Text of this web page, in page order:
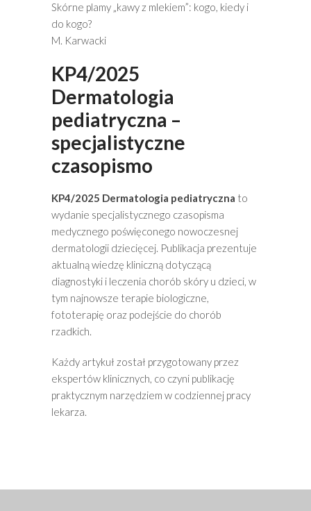
Skórne plamy „kawy z mlekiem”: kogo, kiedy i
do kogo?
M. Karwacki
KP4/2025
Dermatologia
pediatryczna –
specjalistyczne
czasopismo
KP4/2025 Dermatologia pediatryczna to
wydanie specjalistycznego czasopisma
medycznego poświęconego nowoczesnej
dermatologii dziecięcej. Publikacja prezentuje
aktualną wiedzę kliniczną dotyczącą
diagnostyki i leczenia chorób skóry u dzieci, w
tym najnowsze terapie biologiczne,
fototerapię oraz podejście do chorób
rzadkich.
Każdy artykuł został przygotowany przez
ekspertów klinicznych, co czyni publikację
praktycznym narzędziem w codziennej pracy
lekarza.